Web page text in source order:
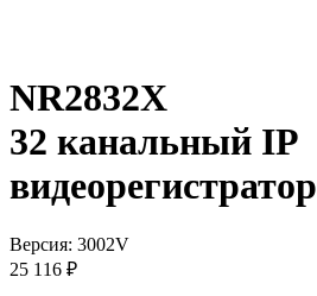
NR2832X
32 канальный IP
видеорегистратор
Версия: 3002V
25 116 ₽